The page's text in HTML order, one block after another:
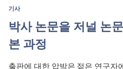
기사
박사 논문을 저널 논
본 과정
출판에 대한 압박은 젊은 연구자